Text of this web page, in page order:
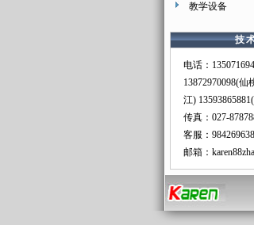
教学设备
技
电话：
13872970098(仙
江)
传真：027-
客服： 984269638
邮箱：